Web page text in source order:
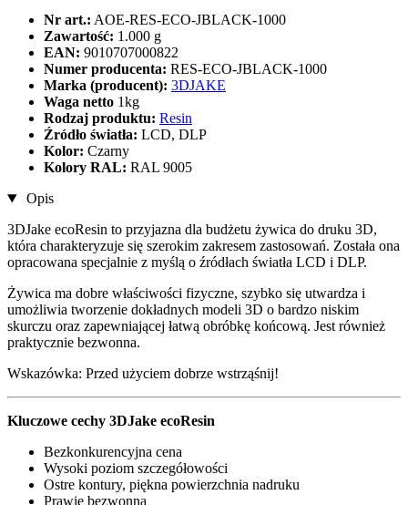
Nr art.: AOE-RES-ECO-JBLACK-1000
Zawartość: 1.000 g
EAN: 9010707000822
Numer producenta: RES-ECO-JBLACK-1000
Marka (producent): 3DJAKE
Waga netto 1kg
Rodzaj produktu: Resin
Źródło światła: LCD, DLP
Kolor: Czarny
Kolory RAL: RAL 9005
Opis
3DJake ecoResin to przyjazna dla budżetu żywica do druku 3D,
która charakteryzuje się szerokim zakresem zastosowań. Została ona
opracowana specjalnie z myślą o źródłach światła LCD i DLP.
Żywica ma dobre właściwości fizyczne, szybko się utwardza i
umożliwia tworzenie dokładnych modeli 3D o bardzo niskim
skurczu oraz zapewniającej łatwą obróbkę końcową. Jest również
praktycznie bezwonna.
Wskazówka: Przed użyciem dobrze wstrząśnij!
Kluczowe cechy 3DJake ecoResin
Bezkonkurencyjna cena
Wysoki poziom szczegółowości
Ostre kontury, piękna powierzchnia nadruku
Prawie bezwonna